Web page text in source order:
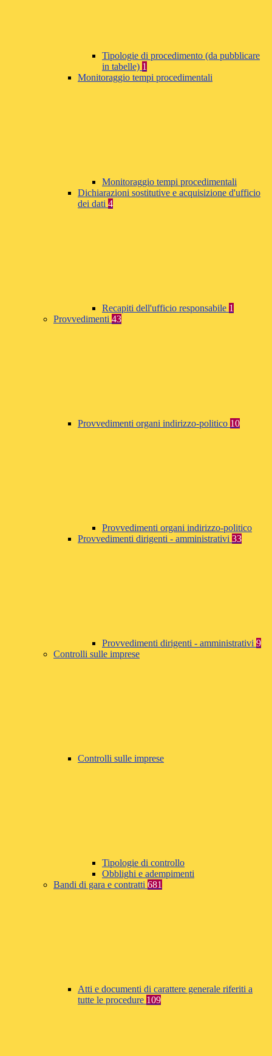
Tipologie di procedimento (da pubblicare
in tabelle) 1
Monitoraggio tempi procedimentali
Monitoraggio tempi procedimentali
Dichiarazioni sostitutive e acquisizione d'ufficio
dei dati 4
Recapiti dell'ufficio responsabile 1
Provvedimenti 43
Provvedimenti organi indirizzo-politico 10
Provvedimenti organi indirizzo-politico
Provvedimenti dirigenti - amministrativi 33
Provvedimenti dirigenti - amministrativi 9
Controlli sulle imprese
Controlli sulle imprese
Tipologie di controllo
Obblighi e adempimenti
Bandi di gara e contratti 681
Atti e documenti di carattere generale riferiti a
tutte le procedure 109